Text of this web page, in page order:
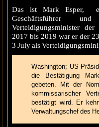
Das ist Mark Esper,
Geschäftsführer
Verteidigungsminister
2017 bis 2019 war er der
3 July als
Washington; US-
die Bestätigung
gebeten. Mit der
kommissarischer
bestätigt wird. Er
Verwaltungschef des